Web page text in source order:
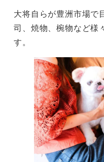
大将自らが豊洲市場で
司、焼物、椀物など様
す。